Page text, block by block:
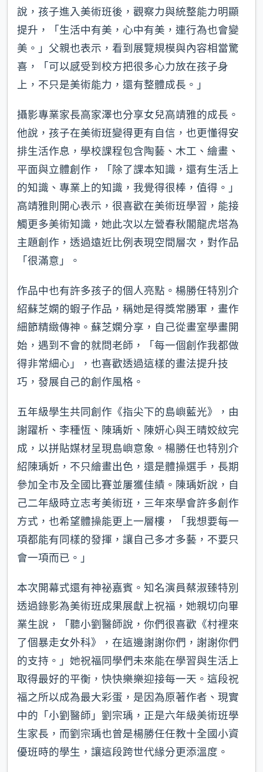
說，孩子進入美術班後，觀察力與統整能力明顯
提升，「生活中有美，心中有美，連行為也會變
美。」父親也表示，看到展覽規模與內容相當驚
喜，「可以感受到校方把很多心力放在孩子身
上，不只是美術能力，還有整體成長。」
攝影專業家長高家澤也分享女兒高靖雅的成長。
他說，孩子在美術班變得更有自信，也更懂得安
排生活作息，學校課程包含陶藝、木工、繪畫、
平面與立體創作，「除了課本知識，還有生活上
的知識、專業上的知識，我覺得很棒，值得。」
高靖雅則開心表示，很喜歡在美術班學習，能接
觸更多美術知識，她此次以左營春秋閣龍虎塔為
主題創作，透過遠近比例表現空間層次，對作品
「很滿意」。
作品中也有許多孩子的個人亮點。楊勝任特別介
紹蘇芝嫻的蝦子作品，稱她是得獎常勝軍，畫作
細節精緻傳神。蘇芝嫻分享，自己從畫室學畫開
始，遇到不會的就問老師，「每一個創作我都做
得非常細心」，也喜歡透過這樣的畫法提升技
巧，發展自己的創作風格。
五年級學生共同創作《指尖下的島嶼藍光》，由
謝躍析、李種恆、陳瑀妡、陳妍心與王晴姣紋完
成，以拼貼媒材呈現島嶼意象。楊勝任也特別介
紹陳瑀妡，不只繪畫出色，還是體操選手，長期
參加全市及全國比賽並屢獲佳績。陳瑀妡說，自
己二年級時立志考美術班，三年來學會許多創作
方式，也希望體操能更上一層樓，「我想要每一
項都能有同樣的發揮，讓自己多才多藝，不要只
會一項而已。」
本次開幕式還有神祕嘉賓。知名演員蔡淑臻特別
透過錄影為美術班成果展獻上祝福，她親切向畢
業生說，「聽小劉醫師說，你們很喜歡《村裡來
了個暴走女外科》，在這邊謝謝你們，謝謝你們
的支持。」她祝福同學們未來能在學習與生活上
取得最好的平衡，快快樂樂迎接每一天。這段祝
福之所以成為最大彩蛋，是因為原著作者、現實
中的「小劉醫師」劉宗瑀，正是六年級美術班學
生家長，而劉宗瑀也曾是楊勝任任教十全國小資
優班時的學生，讓這段跨世代緣分更添溫度。